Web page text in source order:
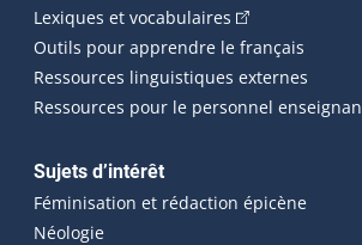
Lexiques et vocabulaires (Cet hyperlien
Outils pour apprendre le français
Ressources linguistiques externes
Ressources pour le personnel
Sujets d’intérêt
Féminisation et rédaction épicène
Néologie